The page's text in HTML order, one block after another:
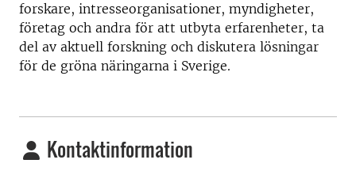
forskare, intresseorganisationer, myndigheter,
företag och andra för att utbyta erfarenheter, ta
del av aktuell forskning och diskutera lösningar
för de gröna näringarna i Sverige.
Kontaktinformation